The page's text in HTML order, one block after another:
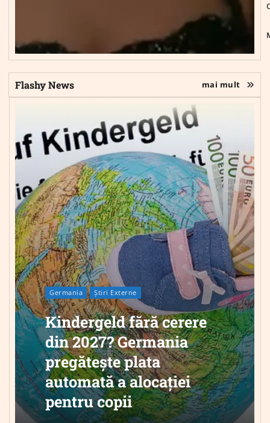
Flashy News mai mult
Germania Știri Externe
Kindergeld fără cerere
din 2027? Germania
pregătește plata
automată a alocației
pentru copii